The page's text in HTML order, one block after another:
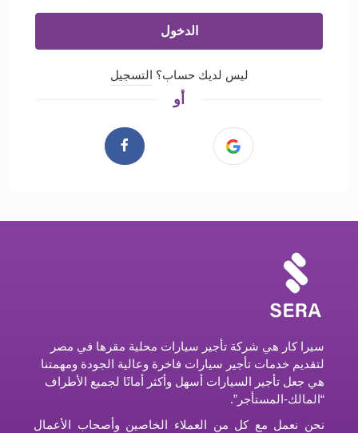
الدخول
ليس لديك حساب؟ التسجيل
أو
سيرا كار هي شركة تأجير سيارات محلية مقرها في مصر
لتقديم خدمات تأجير سيارات فاخرة وعالية الجودة ومهمتنا
هي جعل تأجير السيارات أسهل وأكثر أمانًا لجميع الأطراف
“المالك-المستأجر”.
نحن نعمل مع كل من العملاء الخاصين وأصحاب الأعمال